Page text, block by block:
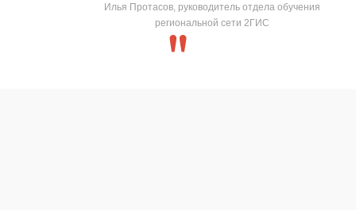
Илья Протасов, руководитель отдела обучения
региональной сети 2ГИС